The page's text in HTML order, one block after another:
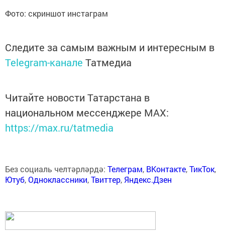
Фото: скриншот инстаграм
Следите за самым важным и интересным в
Telegram-канале Татмедиа
Читайте новости Татарстана в
национальном мессенджере MАХ:
https://max.ru/tatmedia
Без социаль челтәрләрдә: Телеграм, ВКонтакте,ТикТок,
Ютуб,Одноклассники,Твиттер, Яндекс.Дзен